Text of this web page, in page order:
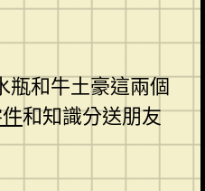
瓶和牛土豪這兩個
和知識分送朋友